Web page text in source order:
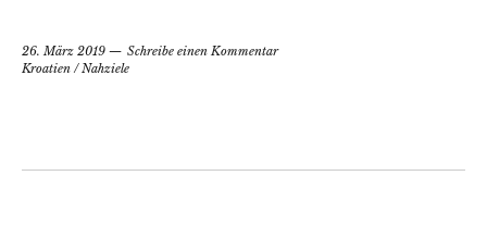
26. März 2019
Schreibe einen Kommentar
Kroatien /Nahziele